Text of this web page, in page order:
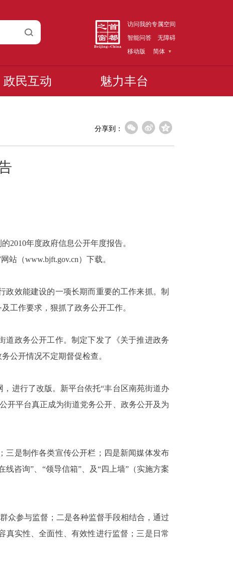
访问我的专属空间
智能问答
无障碍
移动版
简体
政民互动 魅力丰台
分享到：
2010年度政府信息公开年度报告。
站（www.bjft.gov.cn）下载。
效能建设的一项长期而重要的工作来抓。制
工作要求，狠抓了政务公开工作。
道政务公开工作。制定下发了《关于推进政务
公开情况不定期督促检查。
进行了改版。新平台依托“丰台区南苑街道办
开平台真正成为街道党务公开、政务公开及为
三是制作各类宣传公开栏；四是新闻媒体发布
咨询”、“领导信箱”、及“四上墙”（实施方案
众参与监督；二是各种监督手段相结合，通过
真实性、全面性、有效性进行监督；三是日常